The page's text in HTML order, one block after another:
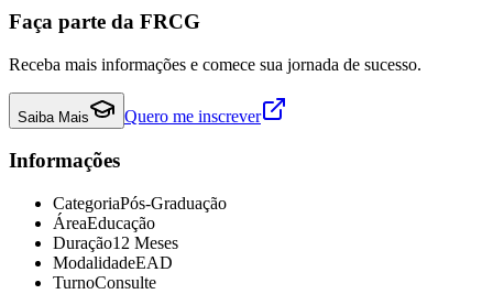
Faça parte da FRCG
Receba mais informações e comece sua jornada de sucesso.
Saiba Mais Quero me inscrever
Informações
CategoriaPós-Graduação
ÁreaEducação
Duração12 Meses
ModalidadeEAD
TurnoConsulte